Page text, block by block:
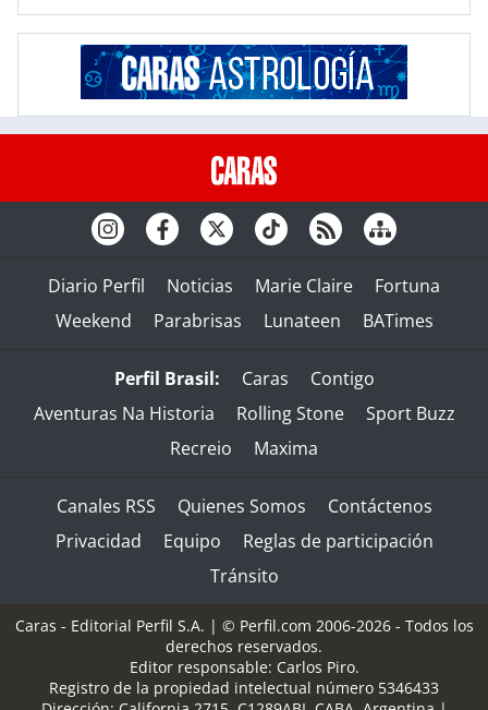
Diario Perfil Noticias Marie Claire
Fortuna
Weekend
Parabrisas Lunateen BATimes
Perfil Brasil: Caras
Contigo
Aventuras Na Historia
Rolling Stone
Sport Buzz
Recreio
Maxima
Canales RSS Quienes Somos
Contáctenos
Privacidad
Equipo
Reglas de participación
Tránsito
Caras - Editorial Perfil S.A. | © Perfil.com 2006-2026 - Todos los
derechos reservados.
Editor responsable: Carlos Piro.
Registro de la propiedad intelectual número 5346433